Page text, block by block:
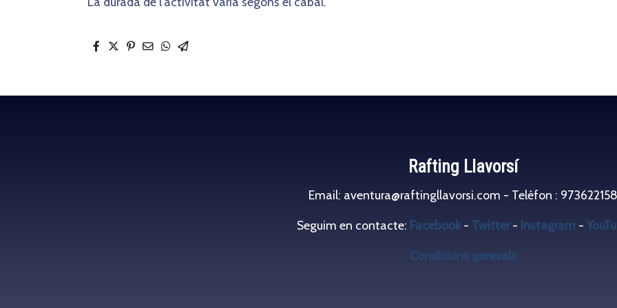
Rafting Llavorsí
Email: aventura@raftingllavorsi.com - Telèfon : 973622158
Seguim en contacte: Facebook - Twitter- Instagram -
Condicions generals